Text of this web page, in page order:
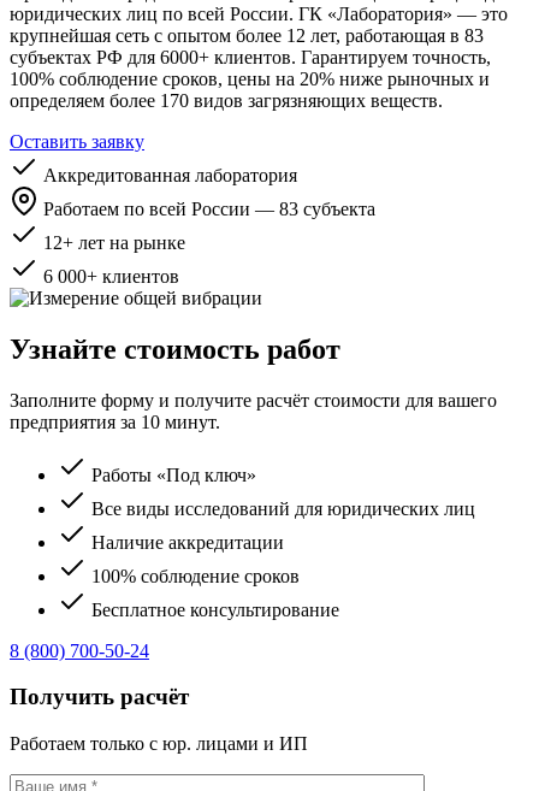
юридических лиц по всей России. ГК «Лаборатория» — это
крупнейшая сеть с опытом более 12 лет, работающая в 83
субъектах РФ для 6000+ клиентов. Гарантируем точность,
100% соблюдение сроков, цены на 20% ниже рыночных и
определяем более 170 видов загрязняющих веществ.
Оставить заявку
Аккредитованная лаборатория
Работаем по всей России — 83 субъекта
12+ лет на рынке
6 000+ клиентов
Узнайте стоимость работ
Заполните форму и получите расчёт стоимости для вашего
предприятия за 10 минут.
Работы «Под ключ»
Все виды исследований для юридических лиц
Наличие аккредитации
100% соблюдение сроков
Бесплатное консультирование
8 (800) 700-50-24
Получить расчёт
Работаем только с юр. лицами и ИП